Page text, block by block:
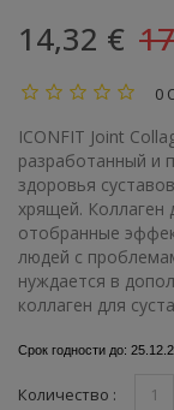
14,32 €
0
ICONFIT Joint
разработанный и
здоровья
хрящей. Коллаген
отобранные
людей с
нуждается в
коллаген для
Срок годности до:
Количество :